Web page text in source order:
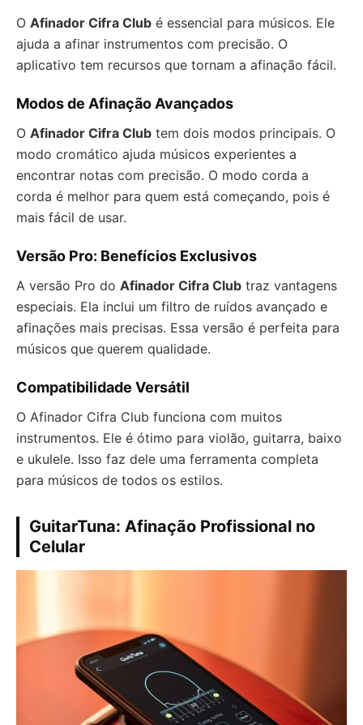
O Afinador Cifra Club é essencial para músicos. Ele
ajuda a afinar instrumentos com precisão. O
aplicativo tem recursos que tornam a afinação fácil.
Modos de Afinação Avançados
O Afinador Cifra Club tem dois modos principais. O
modo cromático ajuda músicos experientes a
encontrar notas com precisão. O modo corda a
corda é melhor para quem está começando, pois é
mais fácil de usar.
Versão Pro: Benefícios Exclusivos
A versão Pro do Afinador Cifra Club traz vantagens
especiais. Ela inclui um filtro de ruídos avançado e
afinações mais precisas. Essa versão é perfeita para
músicos que querem qualidade.
Compatibilidade Versátil
O Afinador Cifra Club funciona com muitos
instrumentos. Ele é ótimo para violão, guitarra, baixo
e ukulele. Isso faz dele uma ferramenta completa
para músicos de todos os estilos.
GuitarTuna: Afinação Profissional no
Celular